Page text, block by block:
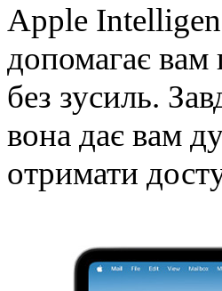
Apple
допомагає вам
без зусиль.
вона дає вам
отримати